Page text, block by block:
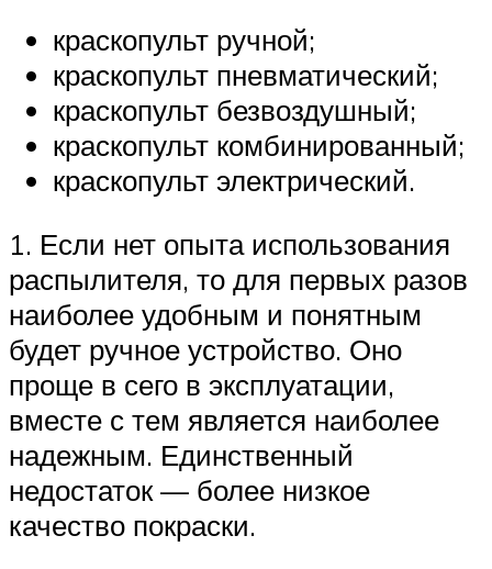
краскопульт ручной;
краскопульт пневматический;
краскопульт безвоздушный;
краскопульт комбинированный;
краскопульт электрический.
1. Если нет опыта использования
распылителя, то для первых разов
наиболее удобным и понятным
будет ручное устройство. Оно
проще в сего в эксплуатации,
вместе с тем является наиболее
надежным. Единственный
недостаток — более низкое
качество покраски.